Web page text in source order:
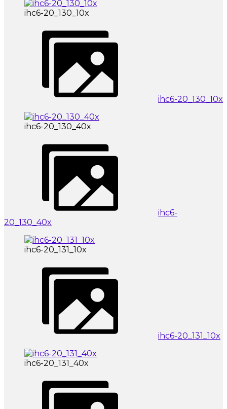
ihc6-20_130_10x
ihc6-20_130_10x
ihc6-20_130_40x
ihc6-
20_130_40x
ihc6-20_131_10x
ihc6-20_131_10x
ihc6-20_131_40x